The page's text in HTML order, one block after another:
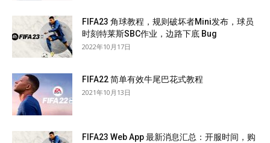
FIFA23 角球教程，规则破坏者Mini发布，球员
时刻特莱斯SBC作业，边路下底 Bug
2022年10月17日
FIFA22 简单有效牛尾巴花式教程
2021年10月13日
FIFA23 Web App 最新消息汇总：开服时间，购